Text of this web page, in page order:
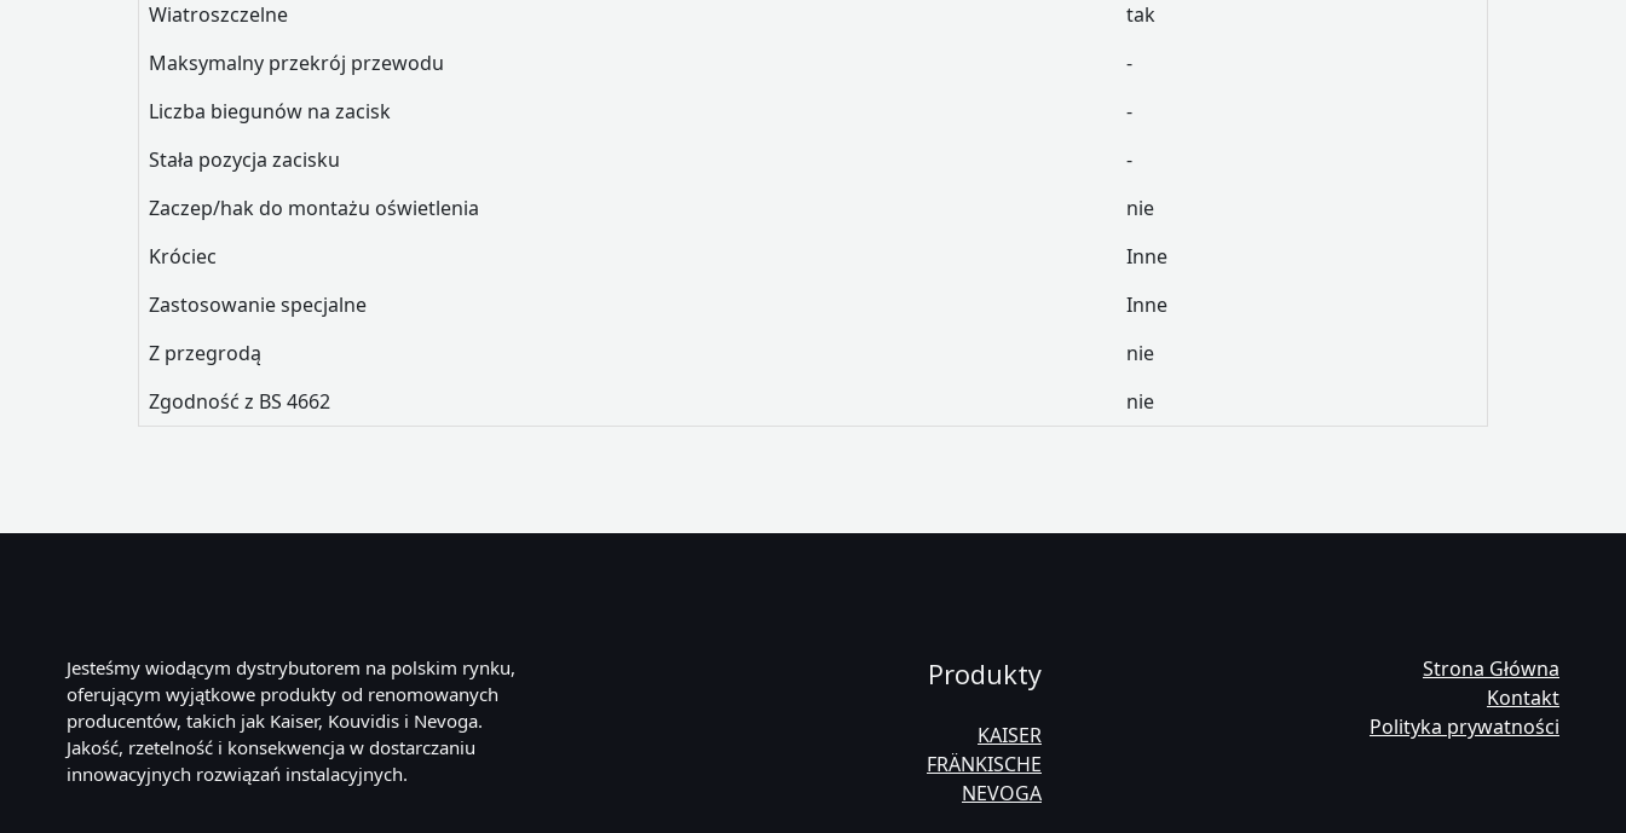
Wiatroszczelne
tak
Maksymalny przekrój przewodu
-
Liczba biegunów na zacisk
-
Stała pozycja zacisku
-
Zaczep/hak do montażu oświetlenia
nie
Króciec
Inne
Zastosowanie specjalne
Inne
Z przegrodą
nie
Zgodność z BS 4662
nie
Jesteśmy wiodącym dystrybutorem na polskim rynku,
oferującym wyjątkowe produkty od renomowanych
producentów, takich jak Kaiser, Kouvidis i Nevoga.
Jakość, rzetelność i konsekwencja w dostarczaniu
innowacyjnych rozwiązań instalacyjnych.
Produkty
KAISER
FRÄNKISCHE
NEVOGA
Strona Główna
Kontakt
Polityka prywatności